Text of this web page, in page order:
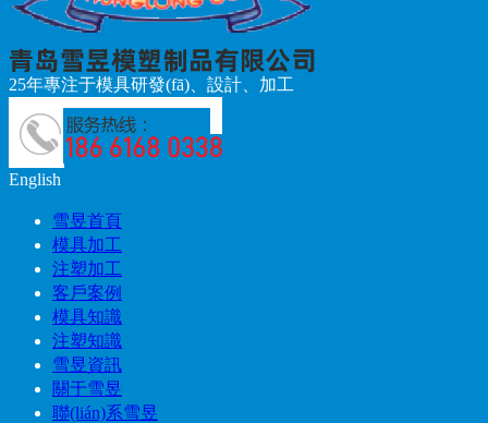
25年專注于模具研發(fā)、設計、加工
English
雪昱首頁
模具加工
注塑加工
客戶案例
模具知識
注塑知識
雪昱資訊
關于雪昱
聯(lián)系雪昱